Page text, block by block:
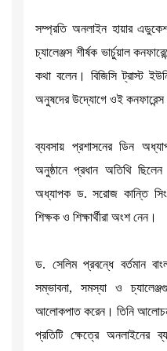
সম্প্রতি অনলাইন হায়ার
চ্যালেঞ্জস শীর্ষক ভার্চুয়াল
কথা বলেন। বিজিসি ট্রাস্ট
অনুষদের উদ্যোগে ওই কনফারেন্স
ব্যবসায় প্রশাসনের ডিন
অনুষ্ঠানে প্রধান অতিথি ছিলেন
অধ্যাপক ড. সরোজ কান্তি সিংহ
শিক্ষক ও শিক্ষার্থীরা অংশ নেন।
ড. সেলিম প্রবন্ধে বর্তমান
সম্ভাবনা, সমস্যা ও
আলোকপাত করেন। তিনি
প্রতিটি ক্ষেত্রে অনলাইনের